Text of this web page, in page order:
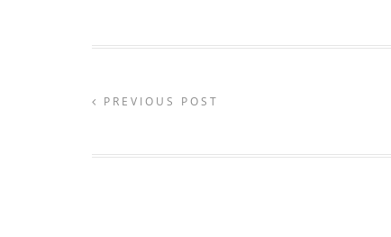
PREVIOUS POST